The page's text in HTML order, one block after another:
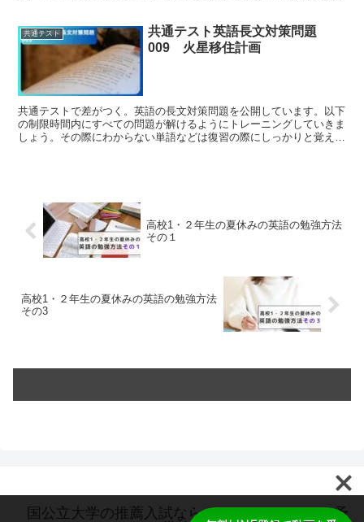
んだ高校生活。 その背景には、「医者の家系でなくても、努力次第
で医学部に進める」という信念がありました。 現在は医学部での学
びに加えて部活動やアルバイトにも励みながら、自立した生活を通じ
て医師としての素地を育んでいます。 そんな朋子さんの体験から
は、医学部受験に必要な「継続力」と「自己管理力」の大切さが伝わ
ってきます。
共通テスト
共通テスト英語長文対策問題
009 火星移住計画
共通テストで差がつく。英語の長文対策問題を公開しています。以下
の制限時間内にすべての問題が解けるようにトレーニングしていきま
しょう。その際にわからない単語などは復習の際にしっかりと覚える
高校1・２年生の夏休みの英語の勉強方法
その１
高校1・２年生の夏休みの英語の勉強方法
その3
国公立大学の推薦入試ならオンラインのスカイ予